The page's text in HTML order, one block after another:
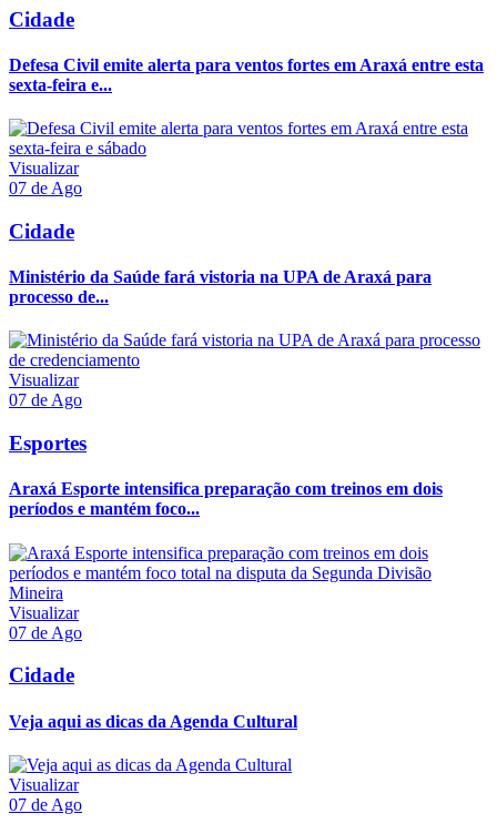
Cidade
Defesa Civil emite alerta para ventos fortes em Araxá entre esta
sexta-feira e...
Visualizar
07 de Ago
Cidade
Ministério da Saúde fará vistoria na UPA de Araxá para
processo de...
Visualizar
07 de Ago
Esportes
Araxá Esporte intensifica preparação com treinos em dois
períodos e mantém foco...
Visualizar
07 de Ago
Cidade
Veja aqui as dicas da Agenda Cultural
Visualizar
07 de Ago